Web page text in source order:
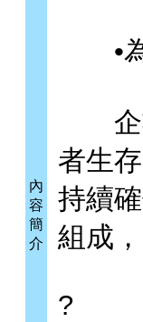
內
容
簡
介
•為
企業
者生
持續
組成
?